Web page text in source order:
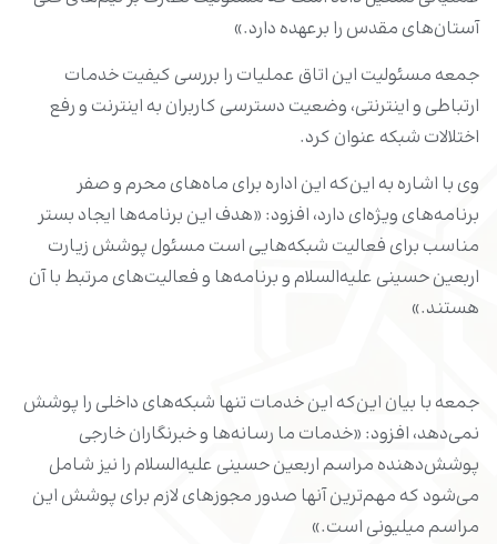
آستان‌های مقدس را برعهده دارد.»
جمعه مسئولیت این اتاق عملیات را بررسی کیفیت خدمات
ارتباطی و اینترنتی، وضعیت دسترسی کاربران به اینترنت و رفع
اختلالات شبکه عنوان کرد.
وی با اشاره به این‌که این اداره برای ماه‌های محرم و صفر
برنامه‌های ویژه‌ای دارد، افزود: «هدف این برنامه‌ها ایجاد بستر
مناسب برای فعالیت شبکه‌هایی است مسئول پوشش زیارت
اربعین حسینی علیه‌السلام و برنامه‌ها و فعالیت‌های مرتبط با آن
هستند.»
جمعه با بیان این‌که این خدمات تنها شبکه‌های داخلی را پوشش
نمی‌دهد، افزود: «خدمات ما رسانه‌ها و خبرنگاران خارجی
پوشش‌دهنده مراسم اربعین حسینی علیه‌السلام را نیز شامل
می‌شود که مهم‌ترین آنها صدور مجوزهای لازم برای پوشش این
مراسم میلیونی است.»